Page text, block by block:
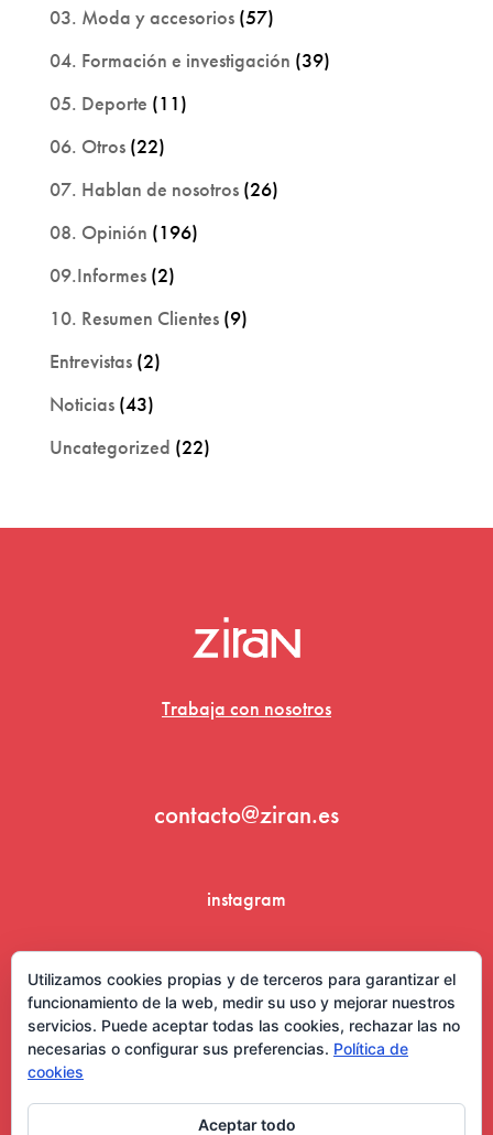
03. Moda y accesorios(57)
04. Formación e investigación (39)
05. Deporte (11)
06. Otros(22)
07. Hablan de nosotros(26)
08. Opinión (196)
09.Informes(2)
10. Resumen Clientes(9)
Entrevistas(2)
Noticias(43)
Uncategorized (22)
Trabaja con nosotros
contacto@ziran.es
instagram
Utilizamos cookies propias y de terceros para garantizar el
funcionamiento de la web, medir su uso y mejorar nuestros
servicios. Puede aceptar todas las cookies, rechazar las no
necesarias o configurar sus preferencias. Política de
cookies
Aceptar todo